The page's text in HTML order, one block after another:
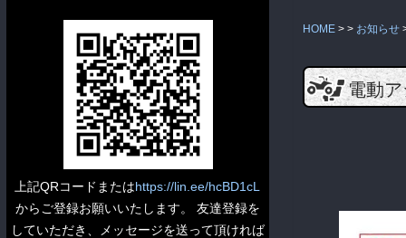
HOME > > お知らせ
電動
上記QRコードまたはhttps://lin.ee/hcBD1cL
からご登録お願いいたします。 友達登録を
していただき、メッセージを送って頂ければ